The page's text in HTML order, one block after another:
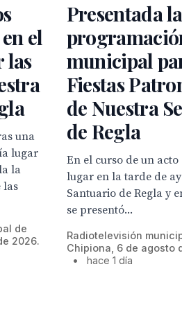
el
las
una
lugar
la
las
de
2026.
Presentada la
municipal
Fiestas
de Nuestra
de Regla
En el curso de un acto
lugar en la tarde de
Santuario de Regla y
se presentó...
Radiotelevisión
Chipiona, 6 de agosto
•
hace 1 día